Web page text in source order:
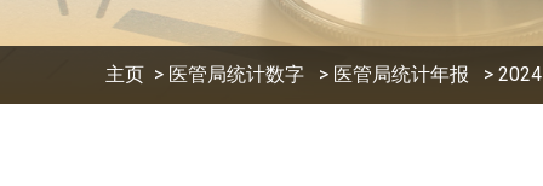
主页 > 医管局统计数字 > 医管局统计年报 >